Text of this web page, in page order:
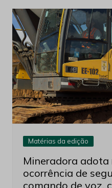
Matérias da edição
Mineradora adota
ocorrência de
comando de voz,